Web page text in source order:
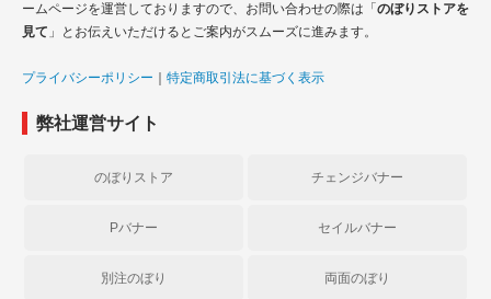
ームページを運営しておりますので、お問い合わせの際は「 のぼりストアを
見て 」とお伝えいただけるとご案内がスムーズに進みます。
プライバシーポリシー 特定商取引法に基づく表示
弊社運営サイト
のぼりストア チェンジバナー
Pバナー セイルバナー
別注のぼり 両面のぼり